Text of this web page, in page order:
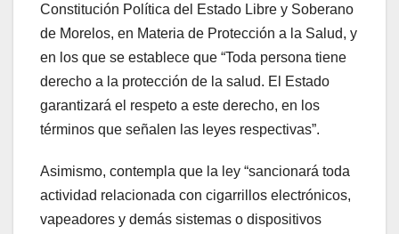
Constitución Política del Estado Libre y Soberano
de Morelos, en Materia de Protección a la Salud, y
en los que se establece que “Toda persona tiene
derecho a la protección de la salud. El Estado
garantizará el respeto a este derecho, en los
términos que señalen las leyes respectivas”.
Asimismo, contempla que la ley “sancionará toda
actividad relacionada con cigarrillos electrónicos,
vapeadores y demás sistemas o dispositivos